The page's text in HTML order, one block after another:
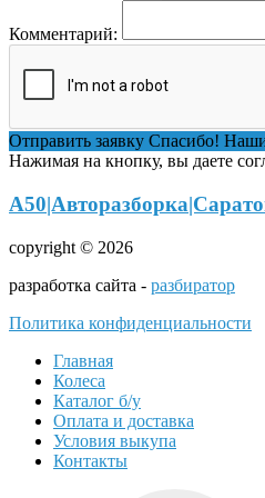
Комментарий:
Отправить заявку Спасибо!
Нажимая на кнопку, вы даете
copyright © 2026
разработка сайта - разбиратор
Политика конфиденциальности
Главная
Колеса
Каталог б/у
Оплата и доставка
Условия выкупа
Контакты